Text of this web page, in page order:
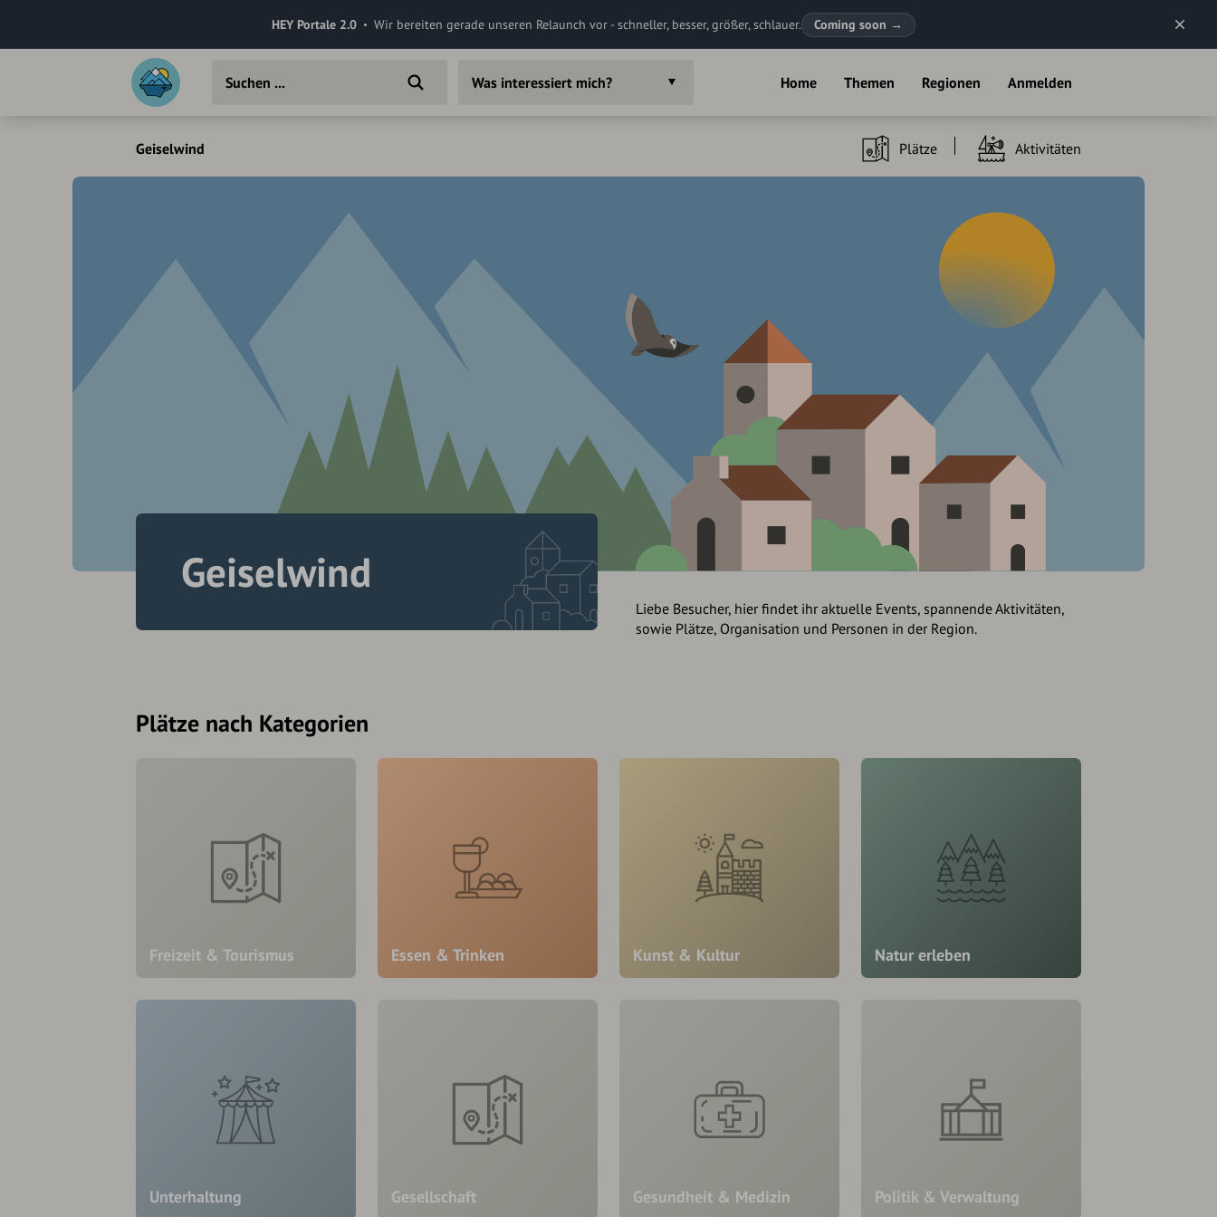
HEY Portale 2.0 Wir bereiten gerade unseren Relaunch vor - schneller, besser, größer, schlauer. Coming soon →
Home Themen Regionen Anmelden
Was interessiert mich?
Geiselwind Plätze Aktivitäten
Geiselwind
Liebe Besucher, hier findet ihr aktuelle Events, spannende Aktivitäten,
sowie Plätze, Organisation und Personen in der Region.
Plätze nach Kategorien
Freizeit & Tourismus Essen & Trinken Kunst & Kultur Natur erleben
Unterhaltung Gesellschaft Gesundheit & Medizin Politik & Verwaltung